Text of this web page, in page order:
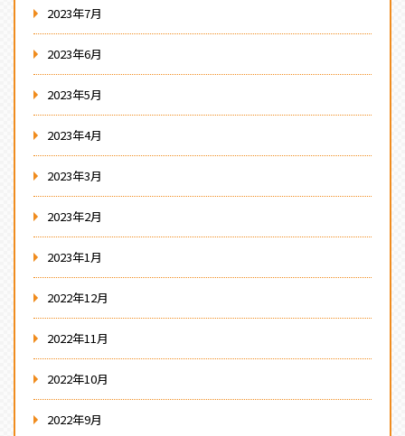
2023年7月
2023年6月
2023年5月
2023年4月
2023年3月
2023年2月
2023年1月
2022年12月
2022年11月
2022年10月
2022年9月